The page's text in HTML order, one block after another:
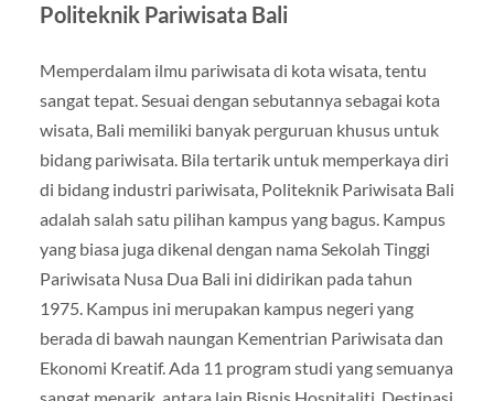
Politeknik Pariwisata Bali
Memperdalam ilmu pariwisata di kota wisata, tentu
sangat tepat. Sesuai dengan sebutannya sebagai kota
wisata, Bali memiliki banyak perguruan khusus untuk
bidang pariwisata. Bila tertarik untuk memperkaya diri
di bidang industri pariwisata, Politeknik Pariwisata Bali
adalah salah satu pilihan kampus yang bagus. Kampus
yang biasa juga dikenal dengan nama Sekolah Tinggi
Pariwisata Nusa Dua Bali ini didirikan pada tahun
1975. Kampus ini merupakan kampus negeri yang
berada di bawah naungan Kementrian Pariwisata dan
Ekonomi Kreatif. Ada 11 program studi yang semuanya